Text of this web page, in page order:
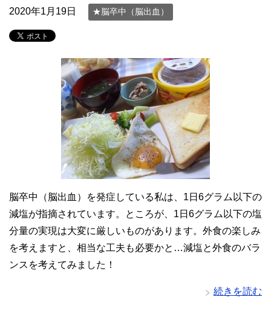
2020年1月19日 ★脳卒中（脳出血）
脳卒中（脳出血）を発症している私は、1日6グラム以下の
減塩が指摘されています。ところが、1日6グラム以下の塩
分量の実現は大変に厳しいものがあります。外食の楽しみ
を考えますと、相当な工夫も必要かと…減塩と外食のバラ
ンスを考えてみました！
続きを読む